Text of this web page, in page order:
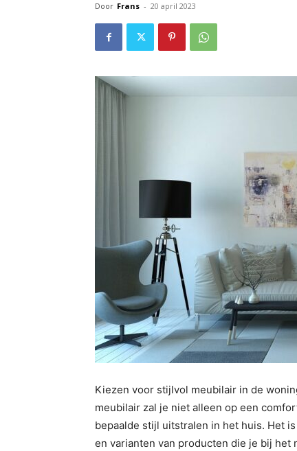
Door Frans - 20 april 2023
Kiezen voor stijlvol meubilair in de
meubilair zal je niet alleen op een
bepaalde stijl uitstralen in het huis. Het
en varianten van producten die je bij het